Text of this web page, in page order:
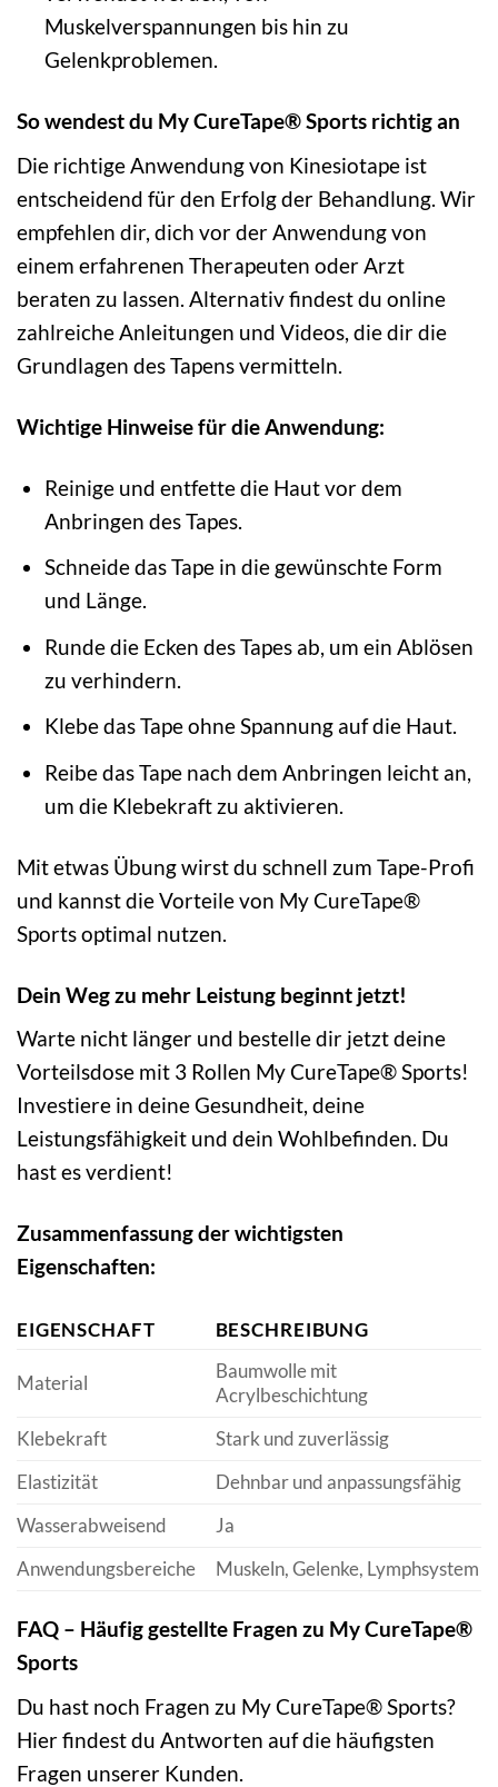
Muskelverspannungen bis hin zu
Gelenkproblemen.
So wendest du My CureTape® Sports richtig an
Die richtige Anwendung von Kinesiotape ist
entscheidend für den Erfolg der Behandlung. Wir
empfehlen dir, dich vor der Anwendung von
einem erfahrenen Therapeuten oder Arzt
beraten zu lassen. Alternativ findest du online
zahlreiche Anleitungen und Videos, die dir die
Grundlagen des Tapens vermitteln.
Wichtige Hinweise für die Anwendung:
Reinige und entfette die Haut vor dem
Anbringen des Tapes.
Schneide das Tape in die gewünschte Form
und Länge.
Runde die Ecken des Tapes ab, um ein Ablösen
zu verhindern.
Klebe das Tape ohne Spannung auf die Haut.
Reibe das Tape nach dem Anbringen leicht an,
um die Klebekraft zu aktivieren.
Mit etwas Übung wirst du schnell zum Tape-Profi
und kannst die Vorteile von My CureTape®
Sports optimal nutzen.
Dein Weg zu mehr Leistung beginnt jetzt!
Warte nicht länger und bestelle dir jetzt deine
Vorteilsdose mit 3 Rollen My CureTape® Sports!
Investiere in deine Gesundheit, deine
Leistungsfähigkeit und dein Wohlbefinden. Du
hast es verdient!
Zusammenfassung der wichtigsten
Eigenschaften:
EIGENSCHAFT BESCHREIBUNG
Material
Baumwolle mit
Acrylbeschichtung
Klebekraft
Stark und zuverlässig
Elastizität
Dehnbar und anpassungsfähig
Wasserabweisend
Ja
Anwendungsbereiche
Muskeln, Gelenke, Lymphsystem
FAQ – Häufig gestellte Fragen zu My CureTape®
Sports
Du hast noch Fragen zu My CureTape® Sports?
Hier findest du Antworten auf die häufigsten
Fragen unserer Kunden.